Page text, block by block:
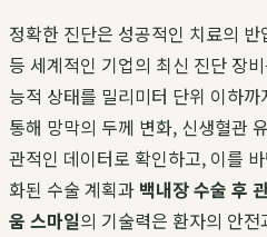
정확한 진단은 성공적인 치료의
등 세계적인 기업의 최신 진단 장
능적 상태를 밀리미터 단위 이하
통해 망막의 두께 변화, 신생혈관
관적인 데이터로 확인하고, 이를
화된 수술 계획과 백내장 수술 후
움 스마일의 기술력은 환자의 안